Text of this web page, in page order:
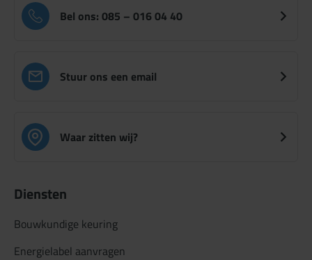
Bel ons: 085 – 016 04 40
Stuur ons een email
Waar zitten wij?
Diensten
Bouwkundige keuring
Energielabel aanvragen